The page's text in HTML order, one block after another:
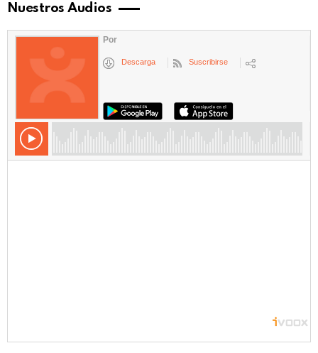
Nuestros Audios